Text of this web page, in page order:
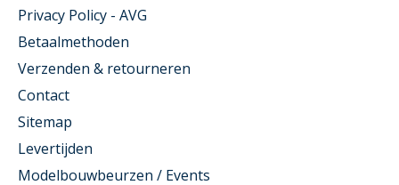
Privacy Policy - AVG
Betaalmethoden
Verzenden & retourneren
Contact
Sitemap
Levertijden
Modelbouwbeurzen / Events